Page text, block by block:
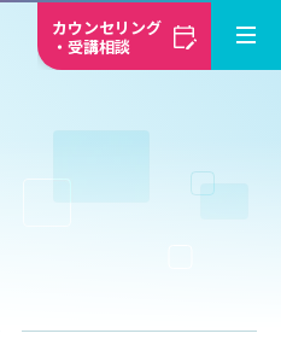
カウンセリング
・受講相談